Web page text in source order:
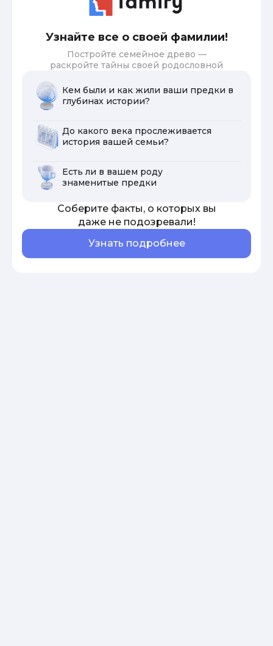
Узнайте все о своей фамилии!
Постройте семейное древо —
раскройте тайны своей родословной
Кем были и как жили ваши предки в
глубинах истории?
До какого века прослеживается
история вашей семьи?
Есть ли в вашем роду
знаменитые предки
Соберите факты, о которых вы
даже не подозревали!
Узнать подробнее